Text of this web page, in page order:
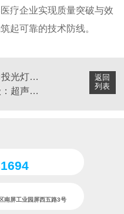
疗企业实现质量突破与效
起可靠的技术防线。
返回
列表
吉安超声波焊接机助力投光灯制造升级：技术革新破解行业痛点
抚州打印耗材产业升级：超声波焊接技术如何破解制造难题
南屏工业园屏西五路3号